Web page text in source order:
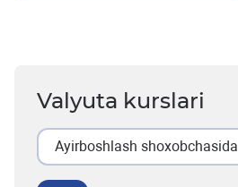
Valyuta kurslari
Ayirboshlash shoxobchasida